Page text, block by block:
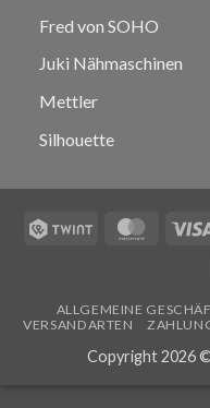
Fred von SOHO
Juki Nähmaschinen
Mettler
Silhouette
Twint
ALLGEMEINE
VERSANDARTEN
Copyright 2026